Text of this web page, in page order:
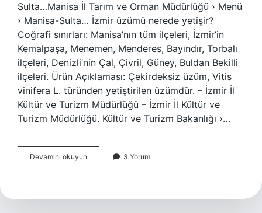
Sulta…Manisa İl Tarım ve Orman Müdürlüğü › Menü
› Manisa-Sulta… İzmir üzümü nerede yetişir?
Coğrafi sınırları: Manisa’nın tüm ilçeleri, İzmir’in
Kemalpaşa, Menemen, Menderes, Bayındır, Torbalı
ilçeleri, Denizli’nin Çal, Çivril, Güney, Buldan Bekilli
ilçeleri. Ürün Açıklaması: Çekirdeksiz üzüm, Vitis
vinifera L. türünden yetiştirilen üzümdür. – İzmir İl
Kültür ve Turizm Müdürlüğü – İzmir İl Kültür ve
Turizm Müdürlüğü. Kültür ve Turizm Bakanlığı ›…
Devamını okuyun
Hangi
3 Yorum